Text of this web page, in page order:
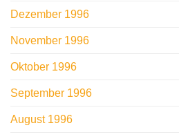
Dezember 1996
November 1996
Oktober 1996
September 1996
August 1996